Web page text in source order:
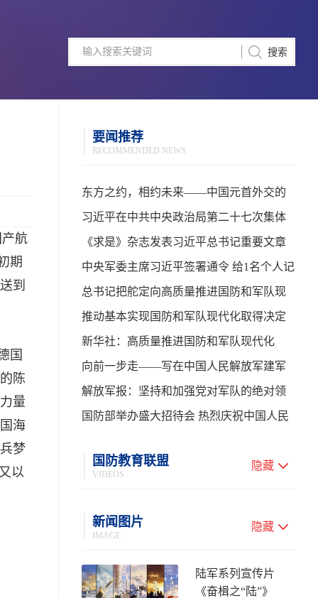
航
期
到
国
陈
量
海
梦
以
要闻推荐
RECOMMENDED NEWS
东方之约，相约未来——中国元首外交的
世界情怀与大国气派
习近平在中共中央政治局第二十七次集体
学习时强调 强化政治引领 深化创新发展 高
质量推进国防和军队现代化
《求是》杂志发表习近平总书记重要文章
中央军委主席习近平签署通令 给1名个人记
功
总书记把舵定向高质量推进国防和军队现
代化
推动基本实现国防和军队现代化取得决定
性进展——学习贯彻习主席在中共中央政
治局第二十七次集体学习时的重要讲话
新华社：高质量推进国防和军队现代化
向前一步走——写在中国人民解放军建军
99周年之际
解放军报：坚持和加强党对军队的绝对领
导 高质量推进国防和军队现代化
国防部举办盛大招待会 热烈庆祝中国人民
国防教育联盟
VIDEOS
隐藏
新闻图片
IMAGE
隐藏
陆军系列宣传片
《奋楫之“陆”》